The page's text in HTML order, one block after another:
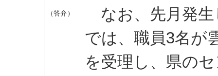
（答弁）
なお、先月発生
では、職員3名が
を受理し、県の